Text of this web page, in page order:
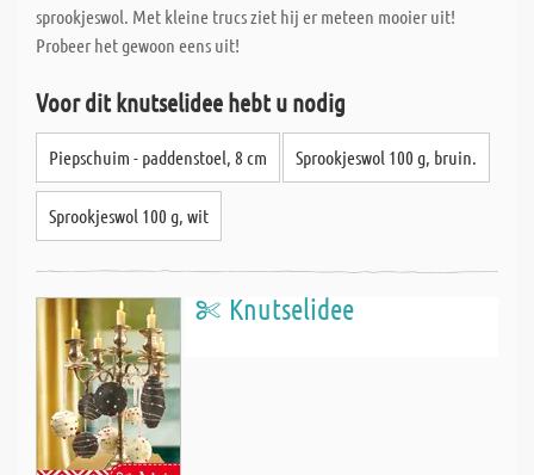
sprookjeswol. Met kleine trucs ziet hij er meteen mooier uit!
Probeer het gewoon eens uit!
Voor dit knutselidee hebt u nodig
Piepschuim - paddenstoel, 8 cm Sprookjeswol 100 g, bruin.
Sprookjeswol 100 g, wit
Knutselidee